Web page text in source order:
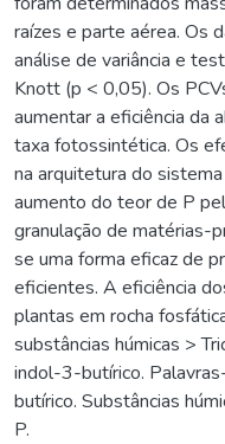
raízes e parte aérea. Os
análise de variância e
Knott (p < 0,05). Os
aumentar a eficiência da
taxa fotossintética. Os
na arquitetura do
aumento do teor de P
granulação de matérias-
se uma forma eficaz de
eficientes. A eficiência
plantas em rocha
substâncias húmicas >
indol-3-butírico.
butírico. Substâncias
P.